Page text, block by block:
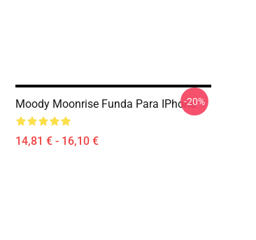
Moody Moonrise Funda Para IPhone
14,81 € - 16,10 €
-20%